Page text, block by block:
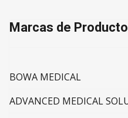
Marcas de
BOWA MEDICAL
ADVANCED MEDICAL